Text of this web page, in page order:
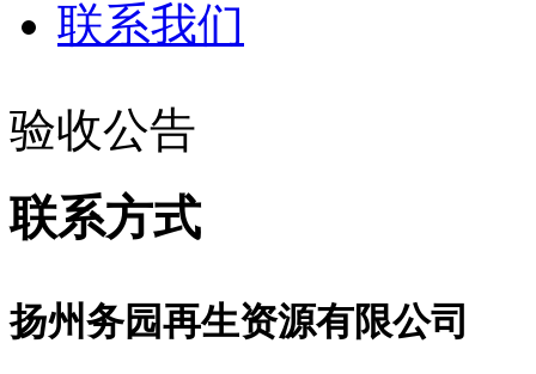
联系我们
验收公告
联系方式
扬州务园再生资源有限公司